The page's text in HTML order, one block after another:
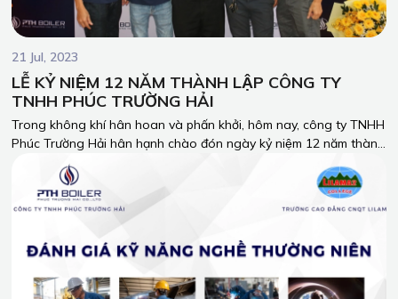
21 Jul, 2023
LỄ KỶ NIỆM 12 NĂM THÀNH LẬP CÔNG TY
TNHH PHÚC TRƯỜNG HẢI
Trong không khí hân hoan và phấn khởi, hôm nay, công ty TNHH
Phúc Trường Hải hân hạnh chào đón ngày kỷ niệm 12 năm thành
lập. Đây là cột mốc quan trọng, đáng tự hào trong hành trình
chinh phục thành công và đóng góp cho sự phát triển của
ngành công nghiệp lò hơi tại Việt Nam.